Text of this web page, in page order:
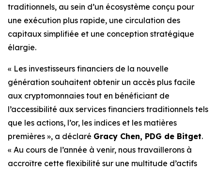
traditionnels, au sein d’un écosystème conçu pour
une exécution plus rapide, une circulation des
capitaux simplifiée et une conception stratégique
élargie.
« Les investisseurs financiers de la nouvelle
génération souhaitent obtenir un accès plus facile
aux cryptomonnaies tout en bénéficiant de
l’accessibilité aux services financiers traditionnels tels
que les actions, l’or, les indices et les matières
premières », a déclaré Gracy Chen, PDG de Bitget.
« Au cours de l’année à venir, nous travaillerons à
accroître cette flexibilité sur une multitude d’actifs